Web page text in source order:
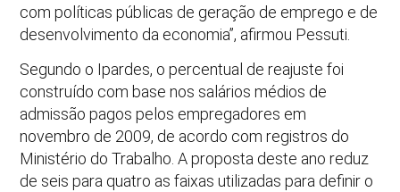
com políticas públicas de geração de emprego e de
desenvolvimento da economia”, afirmou Pessuti.
Segundo o Ipardes, o percentual de reajuste foi
construído com base nos salários médios de
admissão pagos pelos empregadores em
novembro de 2009, de acordo com registros do
Ministério do Trabalho. A proposta deste ano reduz
de seis para quatro as faixas utilizadas para definir o